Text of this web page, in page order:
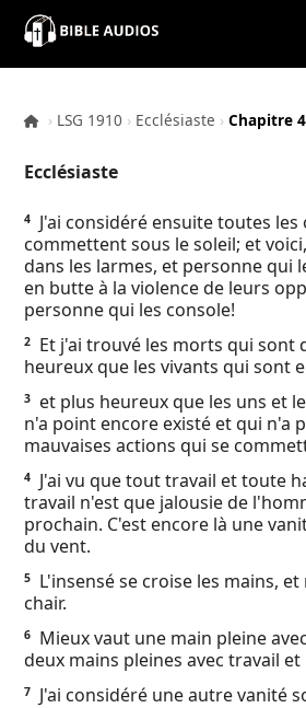
×
Contacts
About
Copyright
Download
L.O.A
Ebook
› LSG 1910 › Ecclésiaste › Chapitre 4
Ecclésiaste
4
J'ai considéré ensuite toutes
commettent sous le soleil; et
dans les larmes, et personne qui
en butte à la violence de leurs
personne qui les console!
2
Et j'ai trouvé les morts qui sont
heureux que les vivants qui sont
3
et plus heureux que les uns et
n'a point encore existé et qui n'a
mauvaises actions qui se
4
J'ai vu que tout travail et toute
travail n'est que jalousie de
prochain. C'est encore là une
du vent.
5
L'insensé se croise les mains,
chair.
6
Mieux vaut une main pleine
deux mains pleines avec travail
7 J'ai considéré une autre vanité